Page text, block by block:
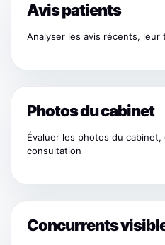
Avis patients
Analyser les avis récents,
Photos du cabinet
Évaluer les photos du cabinet,
consultation
Concurrents